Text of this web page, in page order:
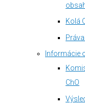
Kolá
Informácie
ChO